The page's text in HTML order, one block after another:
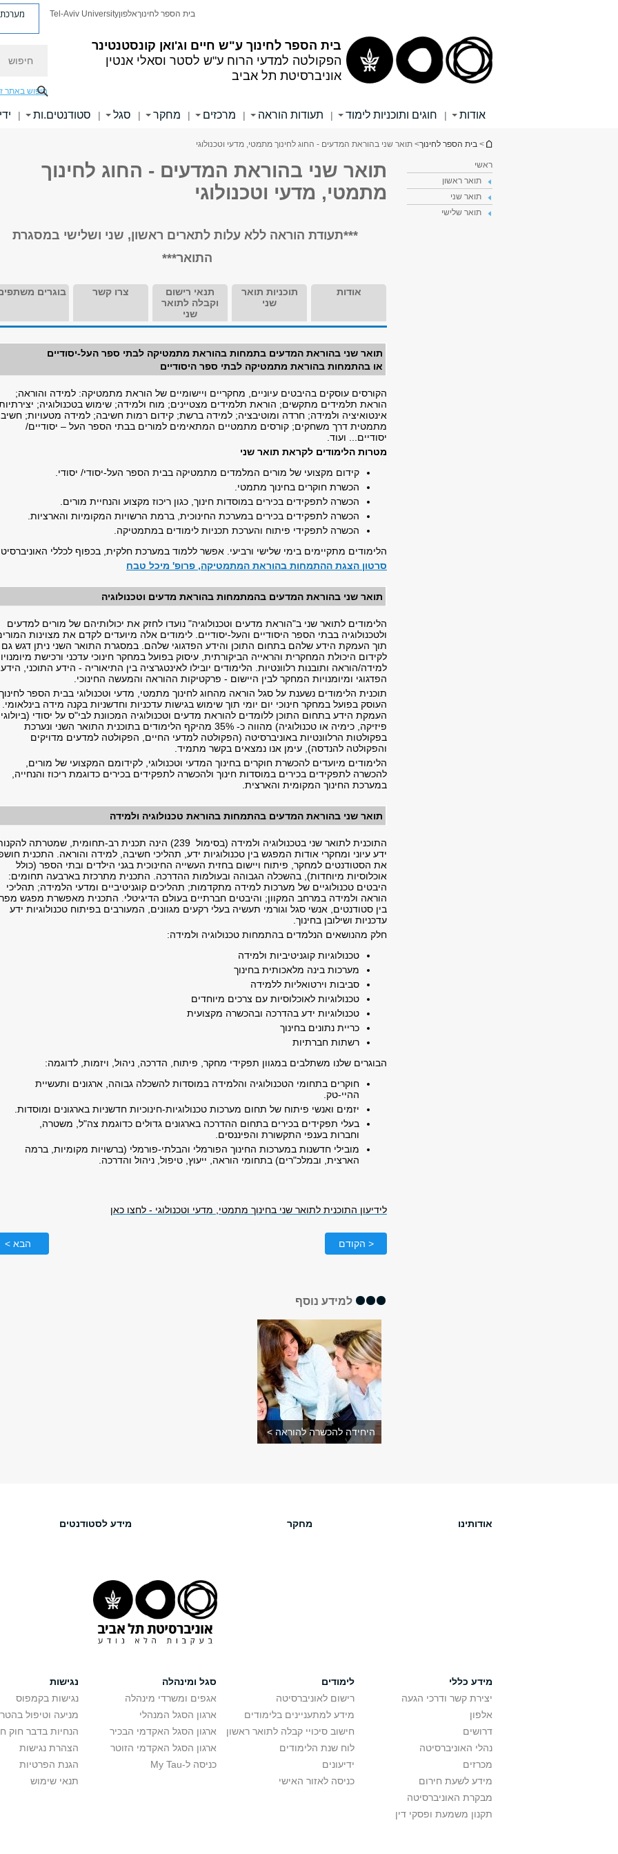
בית הספר לחינוך ע"ש חיים וג'ואן קונסטנטינר
הפקולטה למדעי הרוח ע"ש לסטר וסאלי אנטין
אוניברסיטת תל אביב
בית הספר לחינוךאלפוןTel-Aviv University מערכת
חיפוש באתר
אודות | חוגים ותוכניות לימוד | תעודות הוראה | מרכזים | מחקר | סגל | סטודנטים.ות |
הינך נמצא כאן
> בית הספר לחינוך> תואר שני בהוראת המדעים - החוג לחינוך מתמטי, מדעי וטכנולוגי
ראשי
תואר ראשון
תואר שני
תואר שלישי
תואר שני בהוראת המדעים - החוג לחינוך
מתמטי, מדעי וטכנולוגי
***תעודת הוראה ללא עלות לתארים ראשון, שני ושלישי במסגרת
התואר***
אודות
תוכניות תואר
שני
תנאי רישום
וקבלה לתואר
שני
צרו קשר בוגרים
תואר שני בהוראת המדעים בתמחות בהוראת מתמטיקה לבתי ספר העל-יסודיים
או בהתמחות בהוראת מתמטיקה לבתי ספר היסודיים
הקורסים עוסקים בהיבטים עיוניים, מחקריים ויישומיים של הוראת מתמטיקה: למידה והוראה;
הוראת תלמידים מתקשים; הוראת תלמידים מצטיינים; מוח ולמידה; שימוש בטכנולוגיה;
אינטואיציה ולמידה; חרדה ומוטיבציה; למידה ברשת; קידום רמות חשיבה; למידה מטעויות;
מתמטית דרך משחקים; קורסים מתמטיים המתאימים למורים בבתי הספר העל – יסודיים/
יסודיים... ועוד.
מטרות הלימודים לקראת תואר שני
קידום מקצועי של מורים המלמדים מתמטיקה בבית הספר העל-יסודי/ יסודי.
הכשרת חוקרים בחינוך מתמטי.
הכשרה לתפקידים בכירים במוסדות חינוך, כגון ריכוז מקצוע והנחיית מורים.
הכשרה לתפקידים בכירים במערכת החינוכית, ברמת הרשויות המקומיות והארציות.
הכשרה לתפקידי פיתוח והערכת תכניות לימודים במתמטיקה.
הלימודים מתקיימים בימי שלישי ורביעי. אפשר ללמוד במערכת חלקית, בכפוף לכללי
סרטון הצגת ההתמחות בהוראת המתמטיקה, פרופ' מיכל טבח
תואר שני בהוראת המדעים בהמתמחות בהוראת מדעים וטכנולוגיה
הלימודים לתואר שני ב"הוראת מדעים וטכנולוגיה" נועדו לחזק את יכולותיהם של מורים למדעים
ולטכנולוגיה בבתי הספר היסודיים והעל-יסודיים. לימודים אלה מיועדים לקדם את מצוינות
תוך העמקת הידע שלהם בתחום התוכן והידע הפדגוגי שלהם. במסגרת התואר השני ניתן דגש גם
לקידום היכולת המחקרית והראייה הביקורתית, עיסוק בפועל במחקר חינוכי עדכני ורכישת
למידה/הוראה ותובנות רלוונטיות. הלימודים יובילו לאינטגרציה בין התיאוריה - הידע התוכני, הידע
הפדגוגי ומיומנויות המחקר לבין היישום - פרקטיקות ההוראה והמעשה החינוכי.
תוכנית הלימודים נשענת על סגל הוראה מהחוג לחינוך מתמטי, מדעי וטכנולוגי בבית הספר לחינוך,
העוסק בפועל במחקר חינוכי יום יומי תוך שימוש בגישות עדכניות וחדשניות בקנה מידה בינלאומי.
העמקת הידע בתחום התוכן ללומדים להוראת מדעים וטכנולוגיה המכוונת לבי"ס על יסודי
פיזיקה, כימיה או טכנולוגיה) מהווה כ- 35% מהיקף הלימודים בתוכנית התואר השני ונערכת
בפקולטות הרלוונטיות באוניברסיטה (הפקולטה למדעי החיים, הפקולטה למדעים מדויקים
והפקולטה להנדסה), עימן אנו נמצאים בקשר מתמיד.
הלימודים מיועדים להכשרת חוקרים בחינוך המדעי וטכנולוגי, לקידומם המקצועי של מורים,
להכשרה לתפקידים בכירים במוסדות חינוך ולהכשרה לתפקידים בכירים כדוגמת ריכוז והנחייה,
במערכת החינוך המקומית והארצית.
תואר שני בהוראת המדעים בהתמחות בהוראת טכנולוגיה ולמידה
התוכנית לתואר שני בטכנולוגיה ולמידה (בסימול 239) הינה תכנית רב-תחומית, שמטרתה
ידע עיוני ומחקרי אודות המפגש בין טכנולוגיות ידע, תהליכי חשיבה, למידה והוראה. התכנית
את הסטודנטים למחקר, פיתוח ויישום בחזית העשייה החינוכית בגני הילדים ובתי הספר (כולל
אוכלוסיות מיוחדות), בהשכלה הגבוהה ובעולמות ההדרכה. התכנית מתרכזת בארבעה תחומים:
היבטים טכנולוגיים של מערכות למידה מתקדמות; תהליכים קוגניטיביים ומדעי הלמידה; תהליכי
הוראה ולמידה במרחב המקוון; והיבטים חברתיים בעולם הדיגיטלי. התכנית מאפשרת מפגש
בין סטודנטים, אנשי סגל וגורמי תעשיה בעלי רקעים מגוונים, המעורבים בפיתוח טכנולוגיות ידע
עדכניות ושילובן בחינוך.
חלק מהנושאים הנלמדים בהתמחות טכנולוגיה ולמידה:
טכנולוגיות קוגניטיביות ולמידה
מערכות בינה מלאכותית בחינוך
סביבות וירטואליות ללמידה
טכנולוגיות לאוכלוסיות עם צרכים מיוחדים
טכנולוגיות ידע בהדרכה ובהכשרה מקצועית
כריית נתונים בחינוך
רשתות חברתיות
הבוגרים שלנו משתלבים במגוון תפקידי מחקר, פיתוח, הדרכה, ניהול, ויזמות, לדוגמה:
חוקרים בתחומי הטכנולוגיה והלמידה במוסדות להשכלה גבוהה, ארגונים ותעשיית
ההיי-טק.
יזמים ואנשי פיתוח של תחום מערכות טכנולוגיות-חינוכיות חדשניות בארגונים ומוסדות.
בעלי תפקידים בכירים בתחום ההדרכה בארגונים גדולים כדוגמת צה"ל, משטרה,
וחברות בענפי התקשורת והפיננסים.
מובילי חדשנות במערכות החינוך הפורמלי והבלתי-פורמלי (ברשויות מקומיות, ברמה
הארצית, ובמלכ"רים) בתחומי הוראה, ייעוץ, טיפול, ניהול והדרכה.
לידיעון התוכנית לתואר שני בחינוך מתמטי, מדעי וטכנולוגי - לחצו כאן
< הקודם הבא >
למידע נוסף
היחידה להכשרה להוראה >
אודותינו מחקר מידע לסטודנטים
מידע כללי
יצירת קשר ודרכי הגעה
אלפון
דרושים
נהלי האוניברסיטה
מכרזים
מידע לשעת חירום
מבקרת האוניברסיטה
תקנון משמעת ופסקי דין
לימודים
רישום לאוניברסיטה
מידע למתעניינים בלימודים
חישוב סיכויי קבלה לתואר ראשון
לוח שנת הלימודים
ידיעונים
כניסה לאזור האישי
סגל ומינהלה
אגפים ומשרדי מינהלה
ארגון הסגל המנהלי
ארגון הסגל האקדמי הבכיר
ארגון הסגל האקדמי הזוטר
כניסה ל-My Tau
נגישות
נגישות בקמפוס
מניעה וטיפול
הנחיות בדבר חוק
הצהרת נגישות
הגנת הפרטיות
תנאי שימוש